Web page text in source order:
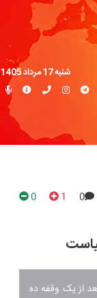
شنبه 17 مرداد 1405
0
1
0
دورجدید مذاکرات ایران با اعضای 1+4 بعد از یک وقفه ده